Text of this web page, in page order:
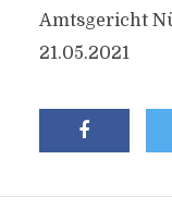
Amtsgericht
21.05.2021